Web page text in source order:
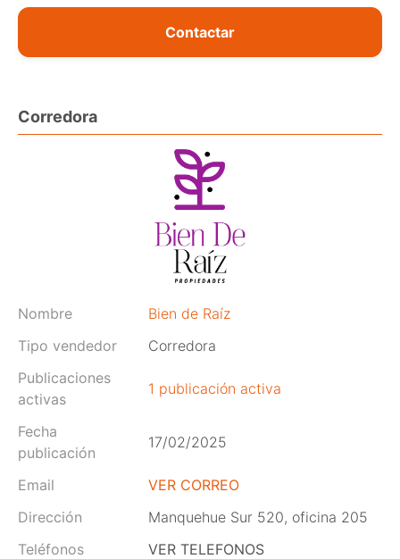
Contactar
Corredora
Nombre
Bien de Raíz
Tipo vendedor
Corredora
Publicaciones
activas
1 publicación activa
Fecha
publicación
17/02/2025
Email
VER CORREO
Dirección
Manquehue Sur 520, oficina 205
Teléfonos
VER TELEFONOS